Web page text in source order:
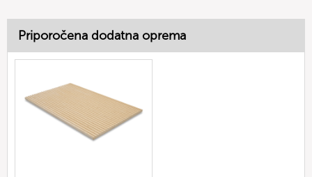
Priporočena dodatna oprema